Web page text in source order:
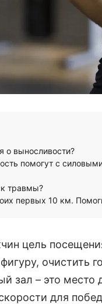
о выносливости?
помогут с
травмы?
первых 10 км.
цель
очистить
зал – это место
для